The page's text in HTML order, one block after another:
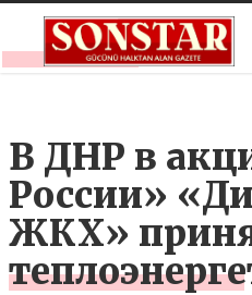
В ДНР в
России»
ЖКХ»